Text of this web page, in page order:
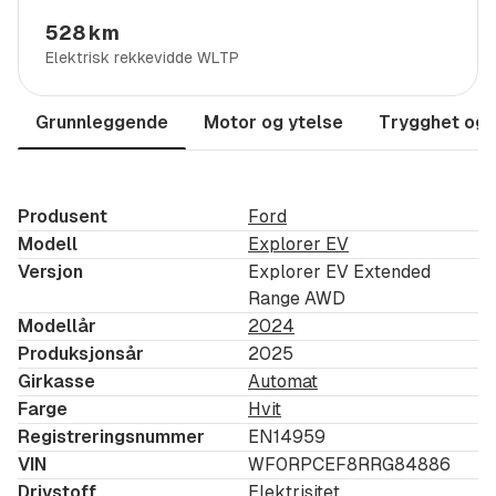
Elekstrisk Hengerfeste
Bang & Olufsen Lydanlegg
360-graders kamera
Aktiv filholder med filskifteassistent
Sportsseter
Elekstrisk sete med mine
B&O lydanlegg
Navigasjon
Ford App for forvarming osv
Android auto og Carplay
Elektrisk rekkevidde WLTP
528 km
Grunnleggende Motor og ytelse Trygghet og
Produsent
Ford
Modell
Explorer EV
Versjon
Explorer EV Extended
Range AWD
Modellår
2024
Produksjonsår
2025
Girkasse
Automat
Farge
Hvit
Registreringsnummer
EN14959
VIN
WF0RPCEF8RRG84886